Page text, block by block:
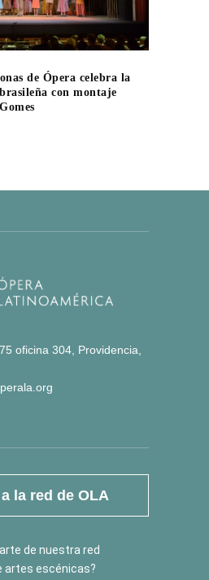
de Ópera celebra la
con montaje
oficina 304, Providencia,
la red de OLA
de nuestra red
artes escénicas?